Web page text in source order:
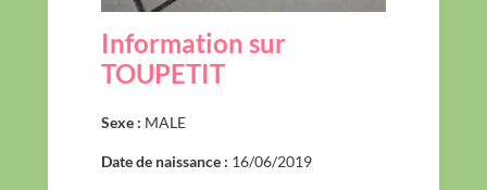
Information sur
TOUPETIT
Sexe : MALE
Date de naissance : 16/06/2019